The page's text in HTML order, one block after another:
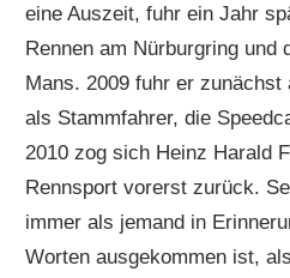
eine Auszeit, fuhr ein Jahr
Rennen am Nürburgring und
Mans. 2009 fuhr er
als Stammfahrer, die
2010 zog sich Heinz Harald
Rennsport vorerst zurück.
immer als jemand in
Worten ausgekommen ist,